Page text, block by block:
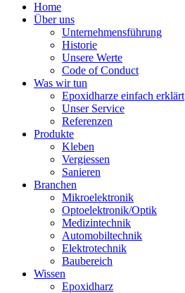
Home
Über uns
Unternehmensführung
Historie
Unsere Werte
Code of Conduct
Was wir tun
Epoxidharze einfach erklärt
Unser Service
Referenzen
Produkte
Kleben
Vergiessen
Sanieren
Branchen
Mikroelektronik
Optoelektronik/Optik
Medizintechnik
Automobiltechnik
Elektrotechnik
Baubereich
Wissen
Epoxidharz